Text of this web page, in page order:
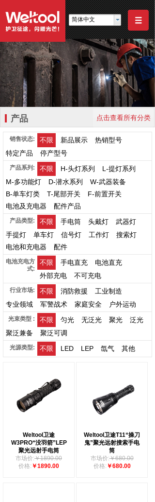
简体中文
产品 点击查看所有分类
销售状态: 不限 新品展示
热销型号
特定产品
停产型号
产品系列: 不限 H-头灯系列
L-提灯系列
M-多功能灯
D-潜水系列
W-武器装备
B-单车灯类
T-尾部开关
F-前置开关
电池及充电器
配件产品
产品类型: 不限 手电筒 头戴灯
武器灯
手提灯
单车灯 信号灯 工作灯
搜索灯
电池和充电器
配件
电池充电方
式:
不限 手电直充
电池直充
外部充电
不可充电
行业市场: 不限 消防救援
工业制造
专业领域
军警战术 家庭安全 户外运动
光束类型 : 不限 匀光 无泛光 聚光
泛光
聚泛兼备
聚泛可调
光源类型: 不限 LED LEP 氙气 其他
Weltool卫途
W3PRO“没羽箭”LEP
聚光远射手电筒
市场价:￥1890.00
价格: ￥1890.00
Weltool卫途T11“操刀
鬼”聚光远射搜索手电
筒
市场价:￥680.00
价格: ￥680.00